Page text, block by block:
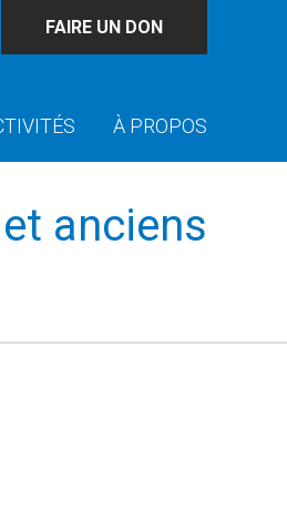
FAIRE UN DON
À PROPOS
anciens